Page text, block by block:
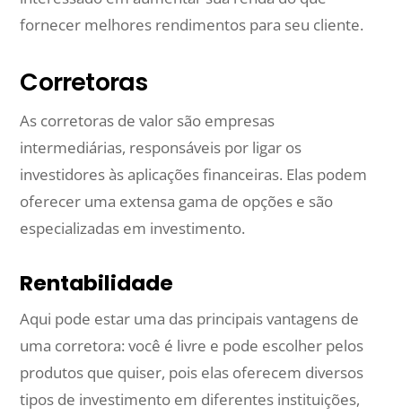
fornecer melhores rendimentos para seu cliente.
Corretoras
As corretoras de valor são empresas
intermediárias, responsáveis por ligar os
investidores às aplicações financeiras. Elas podem
oferecer uma extensa gama de opções e são
especializadas em investimento.
Rentabilidade
Aqui pode estar uma das principais vantagens de
uma corretora: você é livre e pode escolher pelos
produtos que quiser, pois elas oferecem diversos
tipos de investimento em diferentes instituições,